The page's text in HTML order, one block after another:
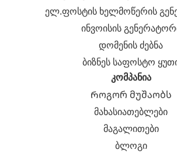
ელ.ფოსტის ხელმოწერის
ინვოისის
დომენის ძებნა
ბიზნეს საფოსტო
კომპანია
Როგორ მუშაობს
მახასიათებლები
მაგალითები
ბლოგი